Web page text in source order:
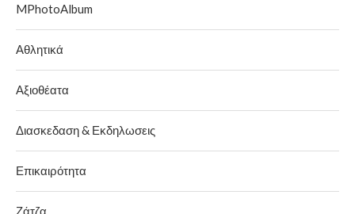
MPhotoAlbum
Αθλητικά
Αξιοθέατα
Διασκεδαση & Εκδηλωσεις
Επικαιρότητα